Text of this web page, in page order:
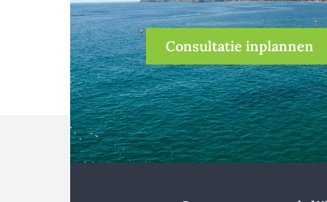
Consultatie inplannen